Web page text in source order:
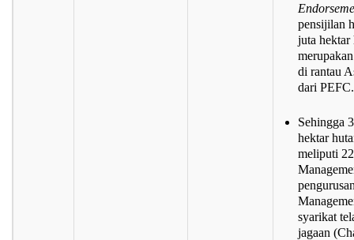
pensijilan
juta
di rantau
dari PEFC.
Sehingga
hektar
meliputi
syarikat
jagaan